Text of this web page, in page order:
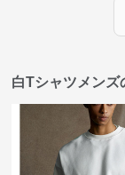
白Tシャツメンズ